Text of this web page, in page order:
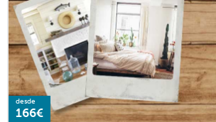
desde
166€